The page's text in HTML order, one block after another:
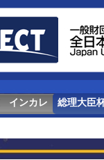
インカレ 総理大臣